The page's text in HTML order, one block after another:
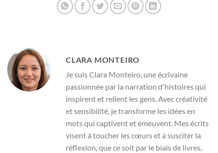
CLARA MONTEIRO
Je suis Clara Monteiro, une écrivaine
passionnée par la narration d'histoires qui
inspirent et relient les gens. Avec créativité
et sensibilité, je transforme les idées en
mots qui captivent et émeuvent. Mes écrits
visent à toucher les cœurs et à susciter la
réflexion, que ce soit par le biais de livres,